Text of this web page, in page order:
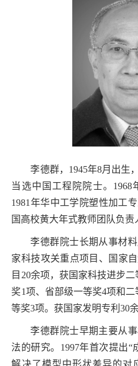
李德群， 1945年8月出生
当选中国工程院院士。 1968
1981 年华中工学院塑性加工
国高校黄大年式教师团队负责
李德群院士长期从事材
家科技攻关重点项目、国家
目 20余项，获国家科技进步二
奖1项、省部级一等奖4项和二
等奖3项。获国家发明专利30
李德群院士早期主要从
法的研究。 1997年首次提出“
解决了模型中形状差异的对